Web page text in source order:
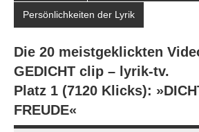
Persönlichkeiten der Lyrik
Die 20 meistgeklickten
GEDICHT clip – lyrik-tv.
Platz 1 (7120 Klicks):
FREUDE«